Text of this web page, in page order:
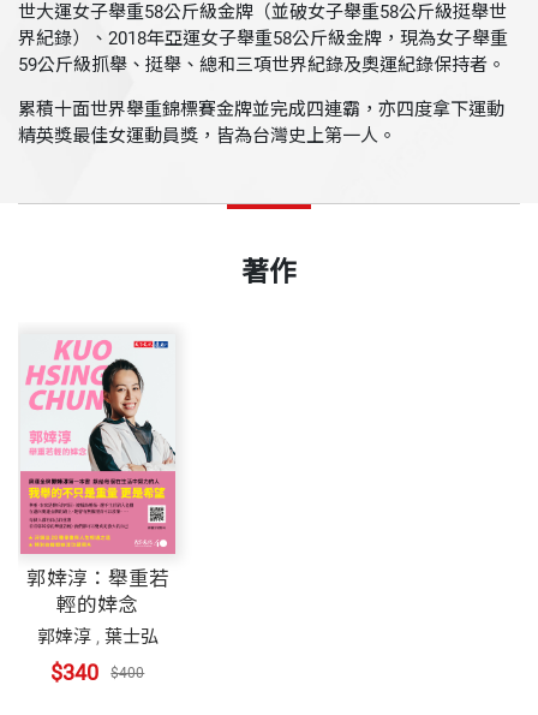
世大運女子舉重58公斤級金牌（並破女子舉重58公斤級挺舉世
界紀錄）、2018年亞運女子舉重58公斤級金牌，現為女子舉重
59公斤級抓舉、挺舉、總和三項世界紀錄及奧運紀錄保持者。
累積十面世界舉重錦標賽金牌並完成四連霸，亦四度拿下運動
精英獎最佳女運動員獎，皆為台灣史上第一人。
著作
郭婞淳：舉重若
輕的婞念
郭婞淳, 葉士弘
$340 $400